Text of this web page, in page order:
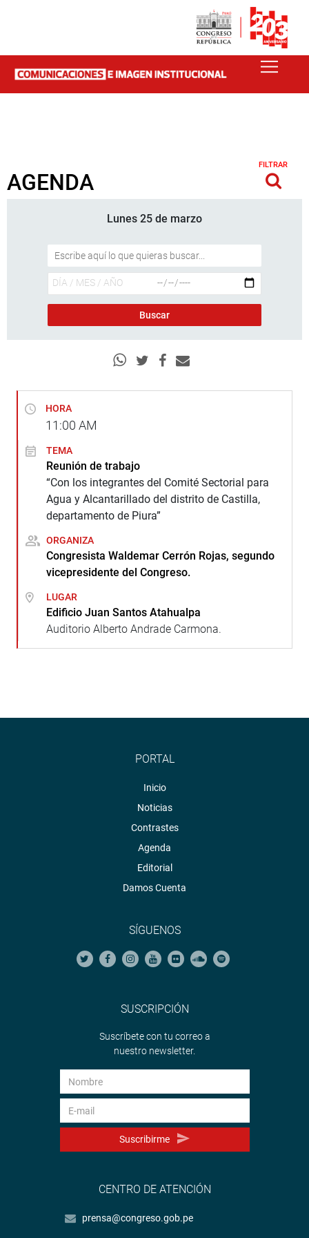
AGENDA
FILTRAR
Lunes 25 de marzo
HORA
11:00 AM
TEMA
Reunión de trabajo
“Con los integrantes del Comité Sectorial para
Agua y Alcantarillado del distrito de Castilla,
departamento de Piura”
ORGANIZA
Congresista Waldemar Cerrón Rojas, segundo
vicepresidente del Congreso.
LUGAR
Edificio Juan Santos Atahualpa
Auditorio Alberto Andrade Carmona.
PORTAL
Inicio
Noticias
Contrastes
Agenda
Editorial
Damos Cuenta
SÍGUENOS
SUSCRIPCIÓN
Suscríbete con tu correo a
nuestro newsletter.
Suscribirme
CENTRO DE ATENCIÓN
prensa@congreso.gob.pe